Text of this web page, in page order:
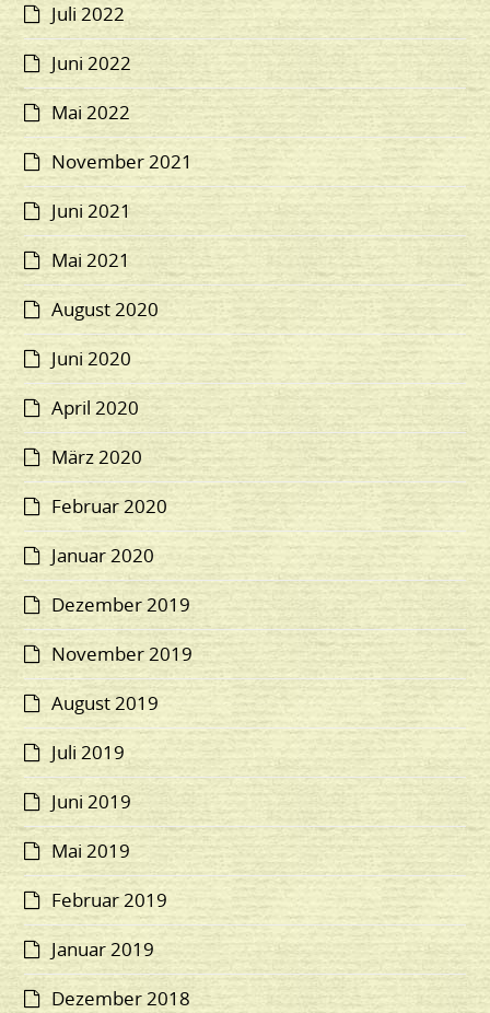
Juli 2022
Juni 2022
Mai 2022
November 2021
Juni 2021
Mai 2021
August 2020
Juni 2020
April 2020
März 2020
Februar 2020
Januar 2020
Dezember 2019
November 2019
August 2019
Juli 2019
Juni 2019
Mai 2019
Februar 2019
Januar 2019
Dezember 2018